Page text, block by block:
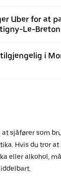
Uber for at
Le-
tilgjengelig i
sjåfører som
Hvis du tror
eller alkohol,